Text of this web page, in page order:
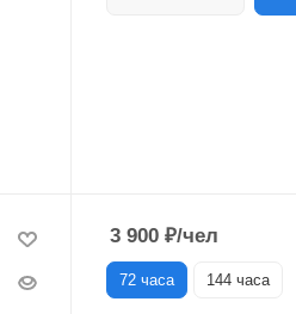
3 900 ₽/чел
72 часа 144 часа